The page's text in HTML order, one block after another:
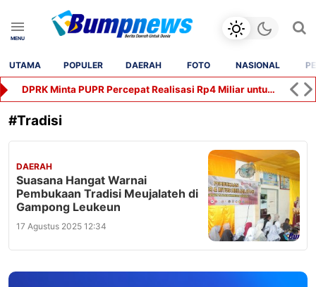
UTAMA POPULER DAERAH FOTO NASIONAL
DPRK Minta PUPR Percepat Realisasi Rp4 Miliar untuk Jalan Syekh Hamzah Fansuri–Runding
#Tradisi
DAERAH
Suasana Hangat Warnai
Pembukaan Tradisi Meujalateh di
Gampong Leukeun
17 Agustus 2025 12:34